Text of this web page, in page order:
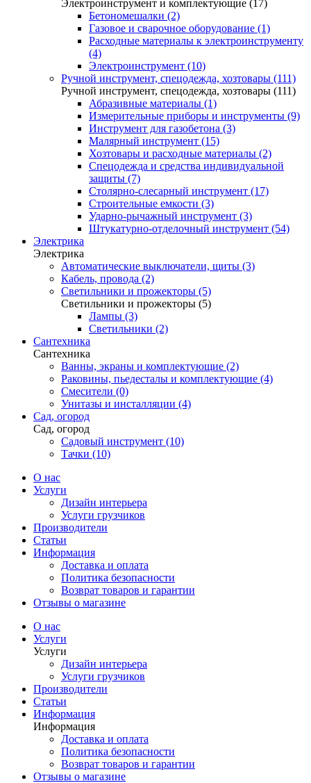
Электроинструмент и комплектующие (17)
Бетономешалки (2)
Газовое и сварочное оборудование (1)
Расходные материалы к электроинструменту
(4)
Электроинструмент (10)
Ручной инструмент, спецодежда, хозтовары (111)
Ручной инструмент, спецодежда, хозтовары (111)
Абразивные материалы (1)
Измерительные приборы и инструменты (9)
Инструмент для газобетона (3)
Малярный инструмент (15)
Хозтовары и расходные материалы (2)
Спецодежда и средства индивидуальной
защиты (7)
Столярно-слесарный инструмент (17)
Строительные емкости (3)
Ударно-рычажный инструмент (3)
Штукатурно-отделочный инструмент (54)
Электрика
Электрика
Автоматические выключатели, щиты (3)
Кабель, провода (2)
Светильники и прожекторы (5)
Светильники и прожекторы (5)
Лампы (3)
Светильники (2)
Сантехника
Сантехника
Ванны, экраны и комплектующие (2)
Раковины, пьедесталы и комплектующие (4)
Смесители (0)
Унитазы и инсталляции (4)
Сад, огород
Сад, огород
Садовый инструмент (10)
Тачки (10)
О нас
Услуги
Дизайн интерьера
Услуги грузчиков
Производители
Статьи
Информация
Доставка и оплата
Политика безопасности
Возврат товаров и гарантии
Отзывы о магазине
О нас
Услуги
Услуги
Дизайн интерьера
Услуги грузчиков
Производители
Статьи
Информация
Информация
Доставка и оплата
Политика безопасности
Возврат товаров и гарантии
Отзывы о магазине